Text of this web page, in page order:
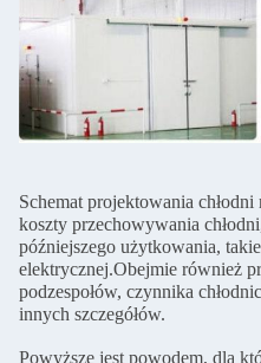
Schemat projektowania
koszty przechowywania
późniejszego użytkowania,
elektrycznej.Obejmie również
podzespołów, czynnika
innych szczegółów.
Powyższe jest powodem, dla